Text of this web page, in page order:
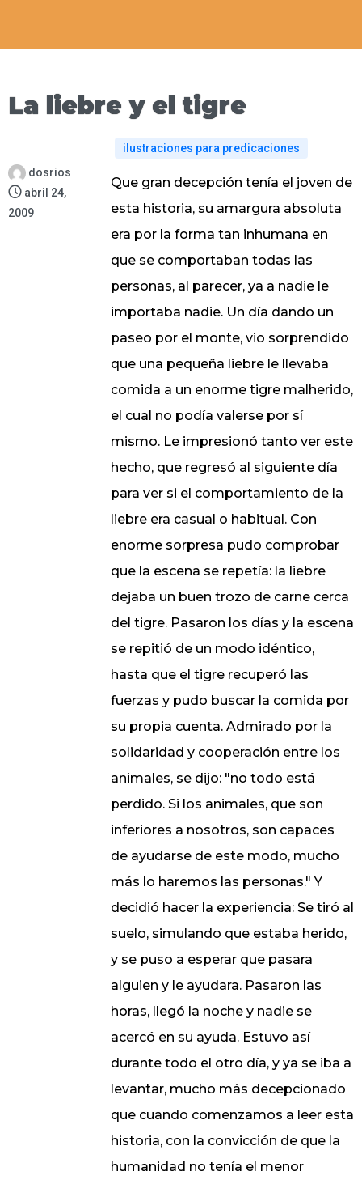
La liebre y el tigre
dosrios
abril 24,
2009
ilustraciones para predicaciones
Que gran decepción tenía el joven de
esta historia, su amargura absoluta
era por la forma tan inhumana en
que se comportaban todas las
personas, al parecer, ya a nadie le
importaba nadie. Un día dando un
paseo por el monte, vio sorprendido
que una pequeña liebre le llevaba
comida a un enorme tigre malherido,
el cual no podía valerse por sí
mismo. Le impresionó tanto ver este
hecho, que regresó al siguiente día
para ver si el comportamiento de la
liebre era casual o habitual. Con
enorme sorpresa pudo comprobar
que la escena se repetía: la liebre
dejaba un buen trozo de carne cerca
del tigre. Pasaron los días y la escena
se repitió de un modo idéntico,
hasta que el tigre recuperó las
fuerzas y pudo buscar la comida por
su propia cuenta. Admirado por la
solidaridad y cooperación entre los
animales, se dijo: "no todo está
perdido. Si los animales, que son
inferiores a nosotros, son capaces
de ayudarse de este modo, mucho
más lo haremos las personas." Y
decidió hacer la experiencia: Se tiró al
suelo, simulando que estaba herido,
y se puso a esperar que pasara
alguien y le ayudara. Pasaron las
horas, llegó la noche y nadie se
acercó en su ayuda. Estuvo así
durante todo el otro día, y ya se iba a
levantar, mucho más decepcionado
que cuando comenzamos a leer esta
historia, con la convicción de que la
humanidad no tenía el menor